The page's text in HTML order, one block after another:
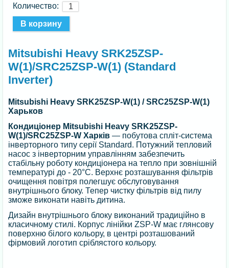
Количество:
Mitsubishi Heavy SRK25ZSP-
W(1)/SRC25ZSP-W(1) (Standard
Inverter)
Mitsubishi Heavy SRK25ZSP-W(1) / SRC25ZSP-W(1)
Харьков
Кондиціонер Mitsubishi Heavy SRK25ZSP-
W(1)/SRC25ZSP-W Харків — побутова спліт-система
інверторного типу серії Standard. Потужний тепловий
насос з інверторним управлінням забезпечить
стабільну роботу кондиціонера на тепло при зовнішній
температурі до - 20°C. Верхнє розташування фільтрів
очищення повітря полегшує обслуговування
внутрішнього блоку. Тепер чистку фільтрів від пилу
зможе виконати навіть дитина.
Дизайн внутрішнього блоку виконаний традиційно в
класичному стилі. Корпус лінійки ZSP-W має глянсову
поверхню білого кольору, в центрі розташований
фірмовий логотип сріблястого кольору.